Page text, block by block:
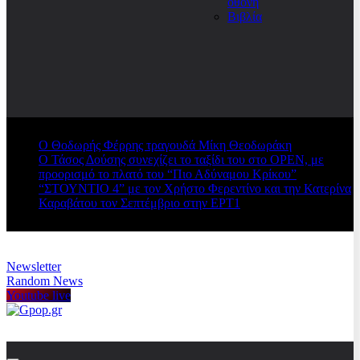
Βιβλία
Ο Θοδωρής Φέρρης τραγουδά Μίκη Θεοδωράκη
Ο Τάσος Δούσης συνεχίζει το ταξίδι του στο OPEN, με
προορισμό το πλατό του “Πιο Αδύναμου Κρίκου”
“ΣΤΟΥΝΤΙΟ 4” με τον Χρήστο Φερεντίνο και την Κατερίνα
Καραβάτου τον Σεπτέμβριο στην ΕΡΤ1
Newsletter
Random News
Youtube live